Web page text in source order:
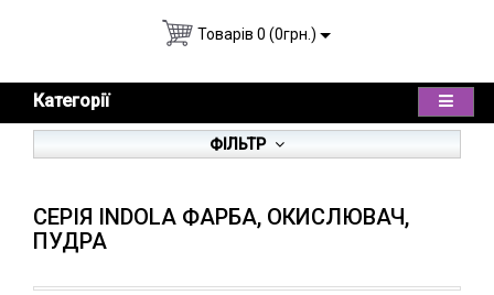
Товарів 0 (0грн.)
Категорії
ФІЛЬТР
СЕРІЯ INDOLA ФАРБА, ОКИСЛЮВАЧ,
ПУДРА